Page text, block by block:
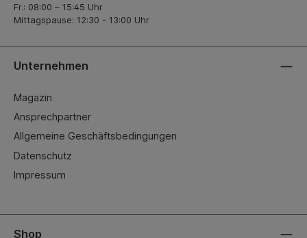
Fr.: 08:00 – 15:45 Uhr
Mittagspause: 12:30 - 13:00 Uhr
Unternehmen
Magazin
Ansprechpartner
Allgemeine Geschäftsbedingungen
Datenschutz
Impressum
Shop